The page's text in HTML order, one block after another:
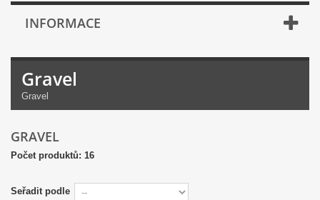
INFORMACE
Gravel
Gravel
GRAVEL
Počet produktů: 16
Seřadit podle